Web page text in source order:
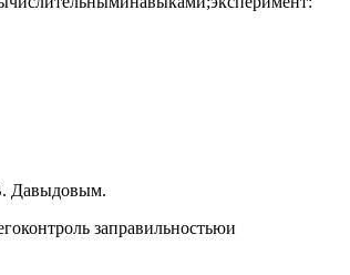
Давыдовым.
заправильностьюи